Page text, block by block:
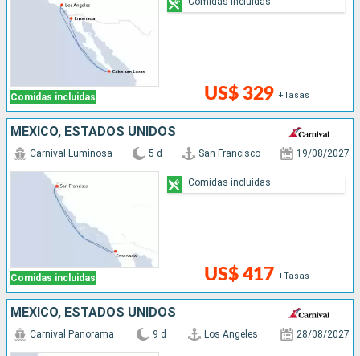
Comidas incluidas US$ 329 +Tasas
MÉXICO, ESTADOS UNIDOS
Comidas incluidas
Carnival Luminosa 5 d San Francisco 19/08/2027
US$ 417 +Tasas
Comidas incluidas
MÉXICO, ESTADOS UNIDOS
Carnival Panorama 9 d Los Angeles 28/08/2027